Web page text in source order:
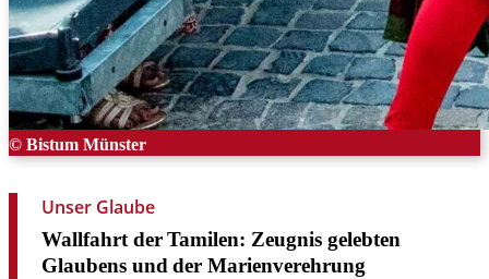
© Bistum Münster
Unser Glaube
Wallfahrt der Tamilen: Zeugnis gelebten
Glaubens und der Marienverehrung